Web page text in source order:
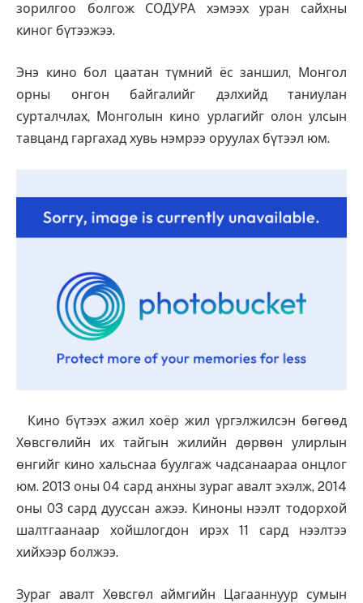
зорилгоо болгож СОДУРА хэмээх уран сайхны
киног бүтээжээ.
Энэ кино бол цаатан түмний ёс заншил, Монгол
орны онгон байгалийг дэлхийд таниулан
сурталчлах, Монголын кино урлагийг олон улсын
тавцанд гаргахад хувь нэмрээ оруулах бүтээл юм.
Кино бүтээх ажил хоёр жил үргэлжилсэн бөгөөд
Хөвсгөлийн их тайгын жилийн дөрвөн улирлын
өнгийг кино хальснаа буулгаж чадсанаараа онцлог
юм. 2013 оны 04 сард анхны зураг авалт эхэлж, 2014
оны 03 сард дууссан ажээ. Киноны нээлт тодорхой
шалтгаанаар хойшлогдон ирэх 11 сард нээлтээ
хийхээр болжээ.
Зураг авалт Хөвсгөл аймгийн Цагааннуур сумын